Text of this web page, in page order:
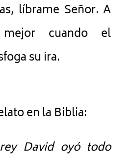
líbrame Señor. A
cuando el
su ira.
en la Biblia:
David oyó todo